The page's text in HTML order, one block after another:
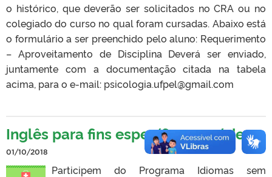
o histórico, que deverão ser solicitados no CRA ou no
colegiado do curso no qual foram cursadas. Abaixo está
o formulário a ser preenchido pelo aluno: Requerimento
– Aproveitamento de Disciplina Deverá ser enviado,
juntamente com a documentação citada na tabela
acima, para o e-mail: psicologia.ufpel@gmail.com
Inglês para fins específicos: saúde
01/10/2018
Participem do Programa Idiomas sem